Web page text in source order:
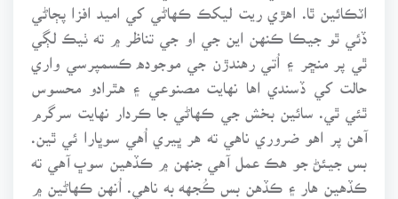
اٽڪائين ٿا. اهڙي ريت ليکڪ ڪهاڻي کي اميد افزا پڄاڻي
ڏئي ٿو جيڪا ڪنهن اين جي او جي تناظر ۾ ته ٺيڪ لڳي
ٿي پر منڇر ۽ اُتي رهندڙن جي موجوده ڪسمپرسي واري
حالت کي ڏسندي اها نهايت مصنوعي ۽ هٿرادو محسوس
ٿئي ٿي. سائين بخش جي ڪهاڻي جا ڪردار نهايت سرگرم
آهن پر اهو ضروري ناهي ته هر ڀيري اُهي سوڀارا ئي ٿين.
بس جيئڻ جو هڪ عمل آهي جنهن ۾ ڪڏهين سوڀ آهي ته
ڪڏهين هار ۽ ڪڏهن بس ڪُجهه به ناهي. اُنهن ڪهاڻين ۾